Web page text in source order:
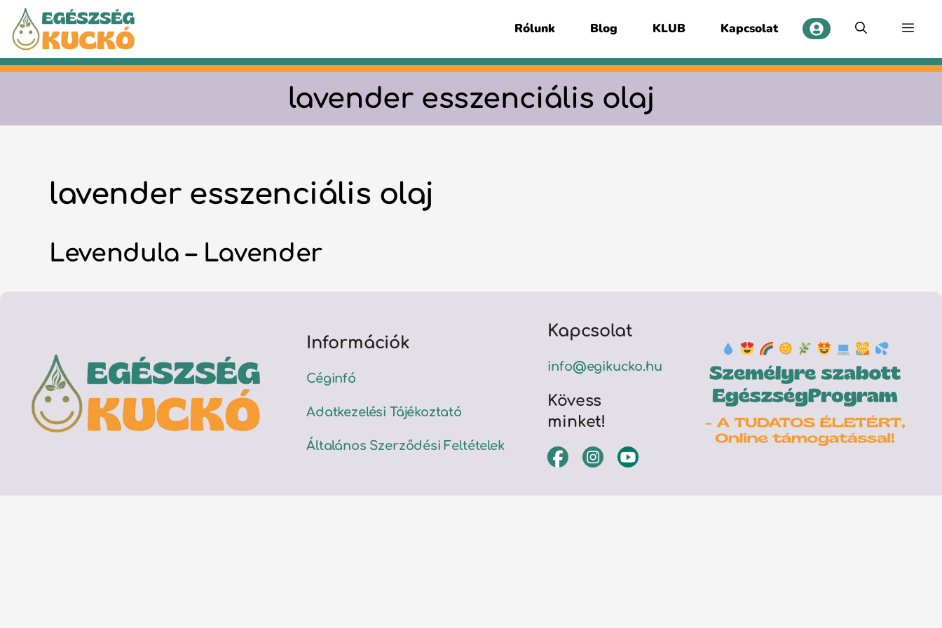
Kilépés
tartalomba
Rólunk Blog KLUB Kapcsolat
lavender esszenciális olaj
lavender esszenciális olaj
Levendula – Lavender
Információk
Céginfó
Adatkezelési Tájékoztató
Általános Szerződési Feltételek
Kapcsolat
info@egikucko.hu
Kövess
minket!